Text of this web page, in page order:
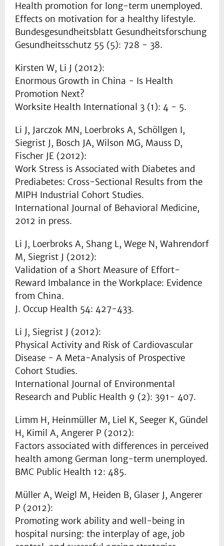
Health promotion for long-term unemployed.
Effects on motivation for a healthy lifestyle.
Bundesgesundheitsblatt Gesundheitsforschung
Gesundheitsschutz 55 (5): 728 - 38.
Kirsten W, Li J (2012):
Enormous Growth in China - Is Health
Promotion Next?
Worksite Health International 3 (1): 4 - 5.
Li J, Jarczok MN, Loerbroks A, Schöllgen I,
Siegrist J, Bosch JA, Wilson MG, Mauss D,
Fischer JE (2012):
Work Stress is Associated with Diabetes and
Prediabetes: Cross-Sectional Results from the
MIPH Industrial Cohort Studies.
International Journal of Behavioral Medicine,
2012 in press.
Li J, Loerbroks A, Shang L, Wege N, Wahrendorf
M, Siegrist J (2012):
Validation of a Short Measure of Effort-
Reward Imbalance in the Workplace: Evidence
from China.
J. Occup Health 54: 427-433.
Li J, Siegrist J (2012):
Physical Activity and Risk of Cardiovascular
Disease - A Meta-Analysis of Prospective
Cohort Studies.
International Journal of Environmental
Research and Public Health 9 (2): 391- 407.
Limm H, Heinmüller M, Liel K, Seeger K, Gündel
H, Kimil A, Angerer P (2012):
Factors associated with differences in perceived
health among German long-term unemployed.
BMC Public Health 12: 485.
Müller A, Weigl M, Heiden B, Glaser J, Angerer
P (2012):
Promoting work ability and well-being in
hospital nursing: the interplay of age, job